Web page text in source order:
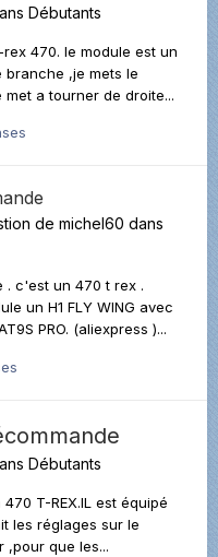
Débutants
rex 470. le module est un
branche ,je mets le
a tourner de droite...
de michel60 dans
. c'est un 470 t rex .
un H1 FLY WING avec
PRO. (aliexpress )...
Débutants
T-REX.IL est équipé
les réglages sur le
,pour que les...